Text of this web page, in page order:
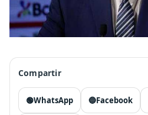
Compartir
🟢WhatsApp 🔵Facebook